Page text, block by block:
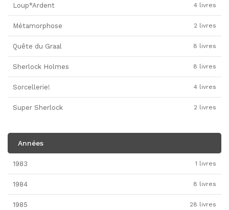
Loup*Ardent 4 livres
Métamorphose 2 livres
Quête du Graal 8 livres
Sherlock Holmes 8 livres
Sorcellerie! 4 livres
Super Sherlock 2 livres
Années
1983 1 livres
1984 8 livres
1985 28 livres